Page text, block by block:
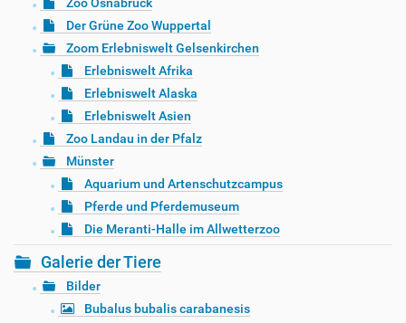
Zoo Osnabrück
Der Grüne Zoo Wuppertal
Zoom Erlebniswelt Gelsenkirchen
Erlebniswelt Afrika
Erlebniswelt Alaska
Erlebniswelt Asien
Zoo Landau in der Pfalz
Münster
Aquarium und Artenschutzcampus
Pferde und Pferdemuseum
Die Meranti-Halle im Allwetterzoo
Galerie der Tiere
Bilder
Bubalus bubalis carabanesis